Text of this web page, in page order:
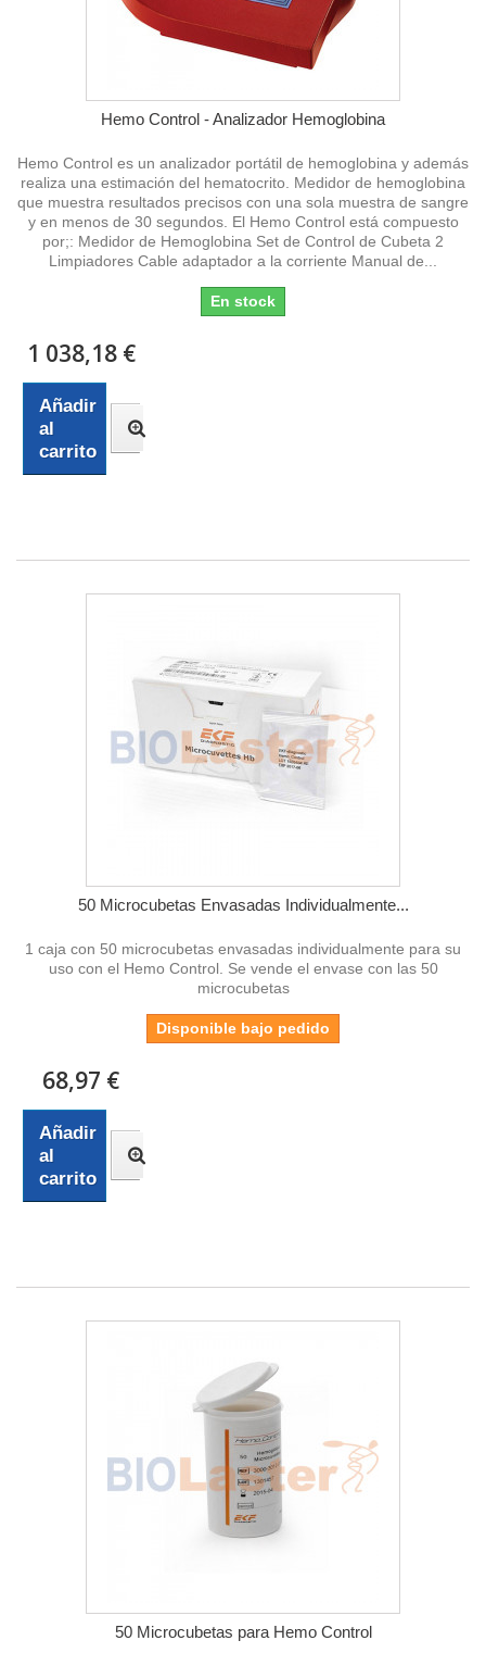
Hemo Control - Analizador Hemoglobina
Hemo Control es un analizador portátil de hemoglobina y además
realiza una estimación del hematocrito. Medidor de hemoglobina
que muestra resultados precisos con una sola muestra de sangre
y en menos de 30 segundos. El Hemo Control está compuesto
por;: Medidor de Hemoglobina Set de Control de Cubeta 2
Limpiadores Cable adaptador a la corriente Manual de...
En stock
1 038,18 €
Añadir
al
carrito
50 Microcubetas Envasadas Individualmente...
1 caja con 50 microcubetas envasadas individualmente para su
uso con el Hemo Control. Se vende el envase con las 50
microcubetas
Disponible bajo pedido
68,97 €
Añadir
al
carrito
50 Microcubetas para Hemo Control